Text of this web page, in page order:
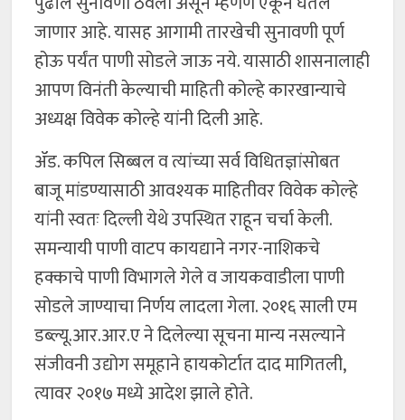
जाणार आहे. यासह आगामी तारखेची सुनावणी पूर्ण
होऊ पर्यंत पाणी सोडले जाऊ नये. यासाठी शासनालाही
आपण विनंती केल्याची माहिती कोल्हे कारखान्याचे
अध्यक्ष विवेक कोल्हे यांनी दिली आहे.
ॲड. कपिल सिब्बल व त्यांच्या सर्व विधितज्ञांसोबत
बाजू मांडण्यासाठी आवश्यक माहितीवर विवेक कोल्हे
यांनी स्वतः दिल्ली येथे उपस्थित राहून चर्चा केली.
समन्यायी पाणी वाटप कायद्याने नगर-नाशिकचे
हक्काचे पाणी विभागले गेले व जायकवाडीला पाणी
सोडले जाण्याचा निर्णय लादला गेला. २०१६ साली एम
डब्ल्यू.आर.आर.ए ने दिलेल्या सूचना मान्य नसल्याने
संजीवनी उद्योग समूहाने हायकोर्टात दाद मागितली,
त्यावर २०१७ मध्ये आदेश झाले होते.